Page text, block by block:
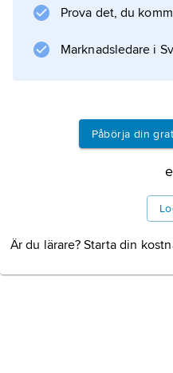
Prova det, du
Marknadsledare i
Påbörja din
Är du lärare? Starta din